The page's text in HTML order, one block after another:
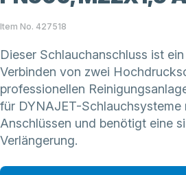
Item No. 427518
Dieser Schlauchanschluss ist
Verbinden von zwei
professionellen
für DYNAJET-Schlauchsysteme
Anschlüssen und benötigt eine
Verlängerung.